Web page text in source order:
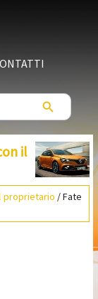
il
proprietario / Fate